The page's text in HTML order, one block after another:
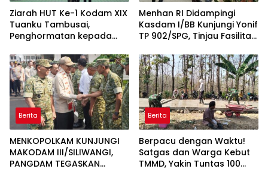
Ziarah HUT Ke-1 Kodam XIX
Tuanku Tambusai,
Penghormatan kepada
Khidmat
Menhan RI Didampingi
Kasdam I/BB Kunjungi Yonif
TP 902/SPG, Tinjau Fasilitas
Berita
MENKOPOLKAM KUNJUNGI
MAKODAM III/SILIWANGI,
PANGDAM TEGASKAN
Berita
Berpacu dengan Waktu!
Satgas dan Warga Kebut
TMMD, Yakin Tuntas 100